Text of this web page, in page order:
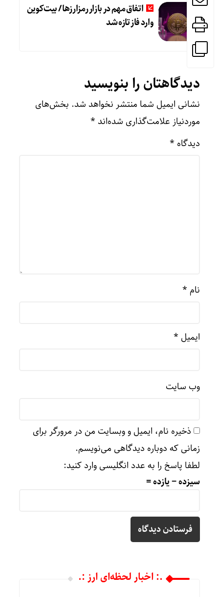
اتفاق مهم در بازار رمزارزها / بیت‌کوین
وارد فاز تازه شد
دیدگاهتان را بنویسید
نشانی ایمیل شما منتشر نخواهد شد. بخش‌های
موردنیاز علامت‌گذاری شده‌اند *
دیدگاه *
نام *
ایمیل *
وب‌ سایت
ذخیره نام، ایمیل و وبسایت من در مرورگر برای
زمانی که دوباره دیدگاهی می‌نویسم.
لطفا پاسخ را به عدد انگلیسی وارد کنید:
سیزده − یازده =
.: اخبار لحظه‌ای ارز :.